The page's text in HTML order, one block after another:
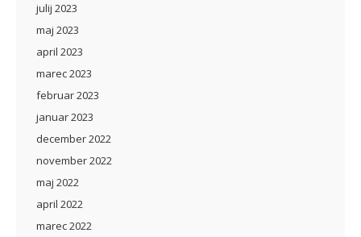
julij 2023
maj 2023
april 2023
marec 2023
februar 2023
januar 2023
december 2022
november 2022
maj 2022
april 2022
marec 2022